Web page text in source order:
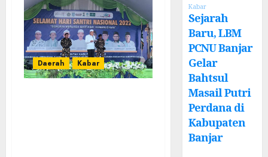
Daerah Kabar
Kabar
Sejarah
Baru, LBM
PCNU Banjar
Gelar
Bahtsul
Masail Putri
Perdana di
Kabupaten
Banjar